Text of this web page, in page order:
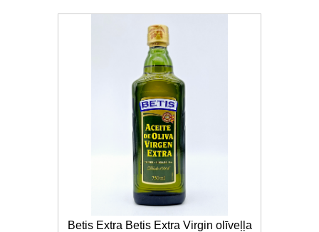
Betis Extra Betis Extra Virgin olīveļļa